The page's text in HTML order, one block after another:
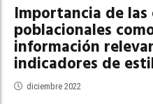
Importancia de las
poblacionales
información
indicadores de
diciembre 2022